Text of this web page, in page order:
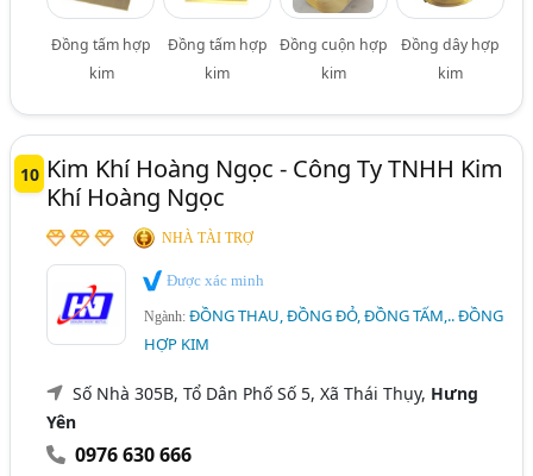
Đồng tấm hợp
kim
Đồng tấm hợp
kim
Đồng cuộn hợp
kim
Đồng dây hợp
kim
10 Kim Khí Hoàng Ngọc - Công Ty TNHH Kim
Khí Hoàng Ngọc
NHÀ TÀI TRỢ
Được xác minh
Ngành:ĐỒNG THAU, ĐỒNG ĐỎ, ĐỒNG TẤM,.. ĐỒNG
HỢP KIM
Số Nhà 305B, Tổ Dân Phố Số 5, Xã Thái Thụy, Hưng
Yên
0976 630 666